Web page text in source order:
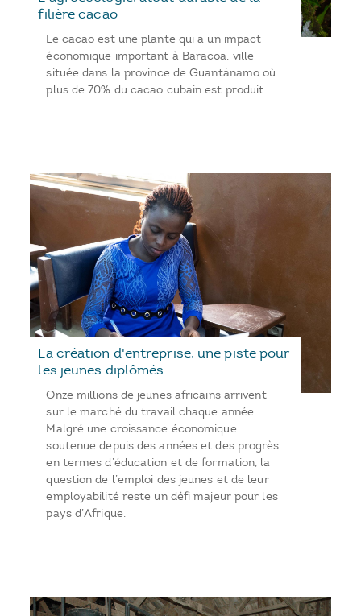
filière cacao
Le cacao est une plante qui a un impact
économique important à Baracoa, ville
située dans la province de Guantánamo où
plus de 70% du cacao cubain est produit.
La création d'entreprise, une piste pour
les jeunes diplômés
Onze millions de jeunes africains arrivent
sur le marché du travail chaque année.
Malgré une croissance économique
soutenue depuis des années et des progrès
en termes d’éducation et de formation, la
question de l’emploi des jeunes et de leur
employabilité reste un défi majeur pour les
pays d’Afrique.